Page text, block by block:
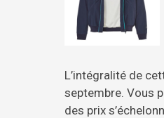
L’intégralité de
septembre. Vous
des prix